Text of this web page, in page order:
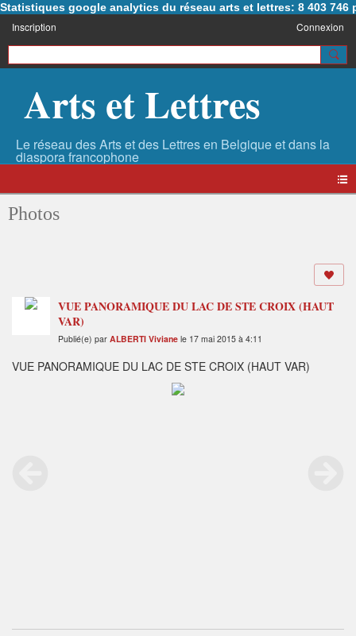
Statistiques google analytics du réseau arts et lettres: 8 403 746
Inscription Connexion
Arts et Lettres
Photos
VUE PANORAMIQUE DU LAC DE STE CROIX (HAUT
VAR)
Publié(e) par ALBERTI Viviane le 17 mai 2015 à 4:11
VUE PANORAMIQUE DU LAC DE STE CROIX (HAUT VAR)